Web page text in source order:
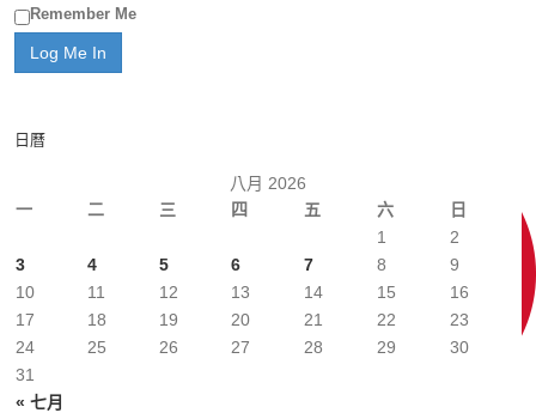
Remember Me
日曆
八月 2026
一
二 三 四 五 六 日
« 七月
1
2
3
4 5 6 7 8
9
10
11 12 13 14 15
16
17
18 19 20 21 22
23
24
25 26 27 28 29
30
31